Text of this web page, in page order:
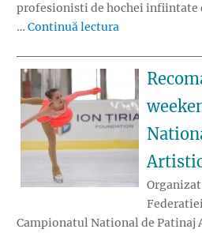
profesionisti de hochei infiintate
… Continuă lectura
Campionatul National de Patinaj